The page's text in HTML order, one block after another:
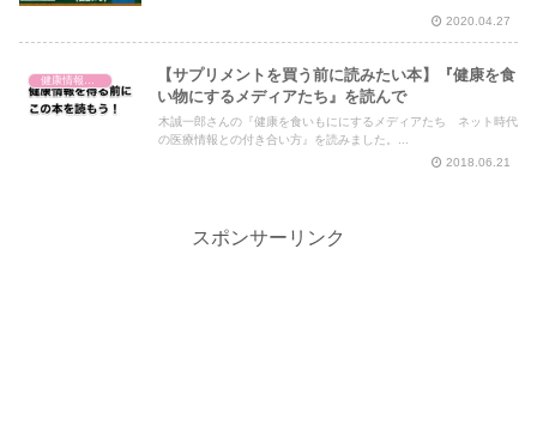
2020.04.27
【サプリメントを買う前に読みたい本】『健康を食
い物にするメディアたち』を読んで
木誠一郎さんの『健康を食いもににするメディアたち ネット時代
の医療情報との付き合い方』を読みました。...
2018.06.21
スポンサーリンク